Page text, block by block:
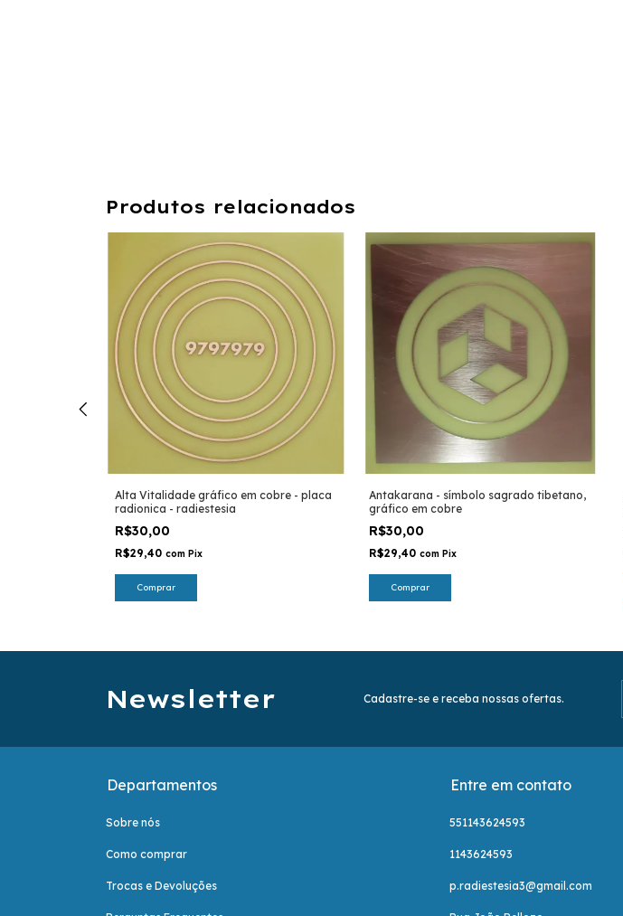
Produtos relacionados
Alta Vitalidade gráfico em cobre - placa
radionica - radiestesia
R$30,00
R$29,40 com Pix
Comprar
Antakarana - símbolo sagrado tibetano,
gráfico em cobre
R$30,00
R$29,40com Pix
Comprar
Newsletter Cadastre-se e receba nossas ofertas.
Departamentos
Sobre nós
Como comprar
Trocas e Devoluções
Entre em contato
551143624593
1143624593
p.radiestesia3@gmail.com